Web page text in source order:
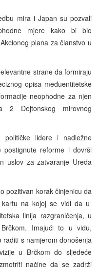
mira i Japan su pozvali
mjere kako bi bio
plana za članstvo u
strane da formiraju
opisa međuentitetske
neophodne za njen
2 Dejtonskog mirovnog
političke lidere i nadležne
reforme i dovrši
uslov za zatvaranje Ureda
pozitivan korak činjenicu da
na kojoj se vidi da u
linija razgraničenja, u
Imajući to u vidu,
raditi s namjerom donošenja
u Brčkom do sljedeće
načine da se zadrži